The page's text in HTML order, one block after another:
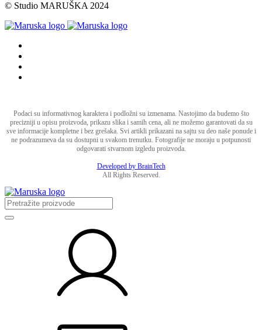
© Studio MARUŠKA 2024
Podaci su informativnog karaktera i podložni su izmenama. Nastojimo da budemo što
precizniji u opisu proizvoda, prikazu slika i samih cena, ali ne možemo garantovati da su
sve informacije kompletne i bez grešaka. Svi artikli prikazani na sajtu su deo naše ponude i
ne podrazumeva da su dostupni u svakom trenutku. Fotografije ne moraju u potpunosti
odgovarati stvarnom izgledu proizvoda.
Developed by BrainTech
All Rights Reserved.